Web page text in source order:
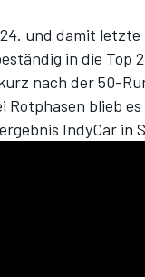
und damit
in die Top
nach der 50-
blieb
IndyCar in